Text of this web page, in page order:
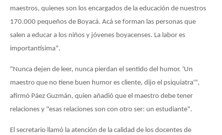
maestros, quienes son los encargados de la educación de nuestros
170.000 pequeños de Boyacá. Acá se forman las personas que
salen a educar a los niños y jóvenes boyacenses. La labor es
importantísima".
"Nunca dejen de leer, nunca pierdan el sentido del humor. 'Un
maestro que no tiene buen humor es cliente, dijo el psiquiatra'",
afirmó Páez Guzmán, quien añadió que el maestro debe tener
relaciones y "esas relaciones son con otro ser: un estudiante".
El secretario llamó la atención de la calidad de los docentes de